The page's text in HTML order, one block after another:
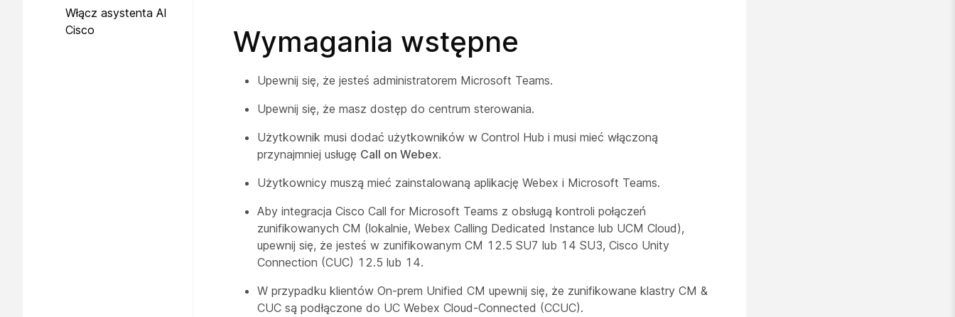
scentralizowaną i
synchronizację
Włącz asystenta AI
Cisco
Wymagania wstępne
Upewnij się, że jesteś administratorem Microsoft Teams.
Upewnij się, że masz dostęp do centrum sterowania.
Użytkownik musi dodać użytkowników w Control Hub i musi mieć włączoną
przynajmniej usługę Call on Webex.
Użytkownicy muszą mieć zainstalowaną aplikację Webex i Microsoft Teams.
Aby integracja Cisco Call for Microsoft Teams z obsługą kontroli połączeń
zunifikowanych CM (lokalnie, Webex Calling Dedicated Instance lub UCM Cloud),
upewnij się, że jesteś w zunifikowanym CM 12.5 SU7 lub 14 SU3, Cisco Unity
Connection (CUC) 12.5 lub 14.
W przypadku klientów On-prem Unified CM upewnij się, że zunifikowane klastry CM &
CUC są podłączone do UC Webex Cloud-Connected (CCUC).